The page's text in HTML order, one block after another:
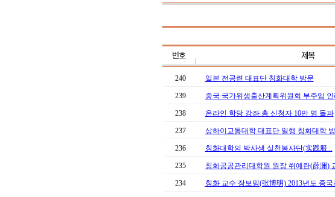
240 일본 전공련 대표단 칭화대학 방문
239 중국 국가위생출산계획위원회 부주임
238 온라인 학당 강좌 총 신청자 10만 명 돌파
237 상하이교통대학 대표단 일행 칭화대학
236 칭화대학의 박사생 실천봉사단(实践服...
235 칭화공공관리대학원 원장 쒸예란(薛澜)
234 칭화 교수 장보밍(张博明) 2013년도 중국